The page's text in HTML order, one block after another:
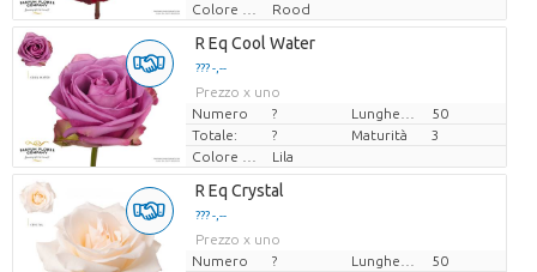
Rood
R Eq Cool Water
??? -,--
Prezzo x uno
Numero
?
50
Totale:
? Maturità
3
Lila
R Eq Crystal
??? -,--
Prezzo x uno
Numero
?
50